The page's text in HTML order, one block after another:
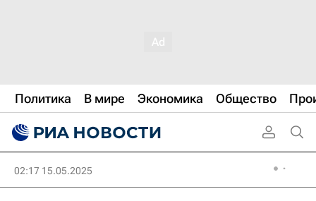
Политика В мире Экономика Общество
02:17 15.05.2025